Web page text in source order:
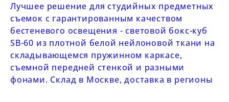
Лучшее решение для студийных предметных
съемок с гарантированным качеством
бестеневого освещения - световой бокс-куб
SB-60 из плотной белой нейлоновой ткани на
складывающемся пружинном каркасе,
съемной передней стенкой и разными
фонами. Склад в Москве, доставка в регионы